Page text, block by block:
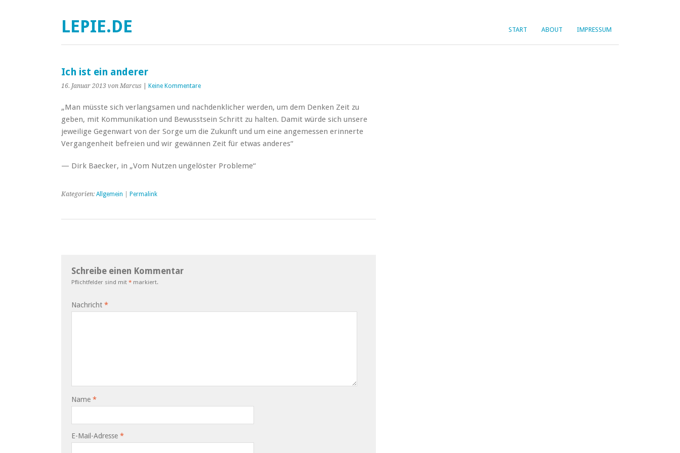
START ABOUT IMPRESSUM
LEPIE.DE
Ich ist ein anderer
16. Januar 2013 von Marcus Keine Kommentare
„Man müsste sich verlangsamen und nachdenklicher werden, um dem Denken Zeit zu
geben, mit Kommunikation und Bewusstsein Schritt zu halten. Damit würde sich unsere
jeweilige Gegenwart von der Sorge um die Zukunft und um eine angemessen erinnerte
Vergangenheit befreien und wir gewännen Zeit für etwas anderes“
— Dirk Baecker, in „Vom Nutzen ungelöster Probleme“
Kategorien: Allgemein Permalink
Schreibe einen Kommentar
Pflichtfelder sind mit * markiert.
Nachricht *
Name *
E-Mail-Adresse *